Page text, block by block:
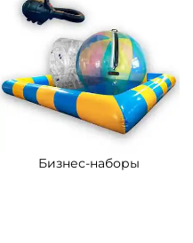
A-101934 Водный цилиндр
аттракцион «Ярко-
зелёный», ПВХ,
одноместный, 2×1,8×1,8 м
Узнать цену